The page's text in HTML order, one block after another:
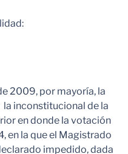
2009, por mayoría, la
inconstitucional de la
en donde la votación
en la que el Magistrado
impedido, dada